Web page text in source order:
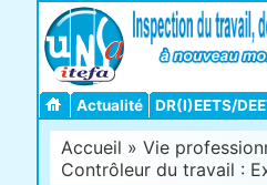
Actualité DR(I)EETS/
Accueil » Vie
Contrôleur du travail :